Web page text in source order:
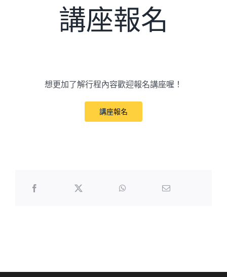
講座報名
想更加了解行程內容歡迎報名講座喔！
講座報名